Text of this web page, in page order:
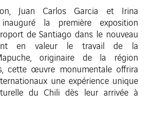
Juan Carlos Garcia et Irina
la première exposition
de Santiago dans le nouveau
en valeur le travail de la
originaire de la région
cette œuvre monumentale offrira
une expérience unique
du Chili dès leur arrivée à